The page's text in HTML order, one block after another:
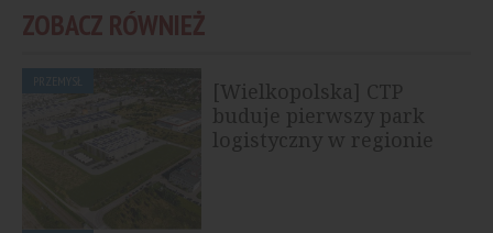
ZOBACZ RÓWNIEŻ
[Wielkopolska] CTP
buduje pierwszy park
logistyczny w regionie